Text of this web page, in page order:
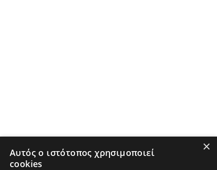
×
Αυτός ο ιστότοπος χρησιμοποιεί
cookies